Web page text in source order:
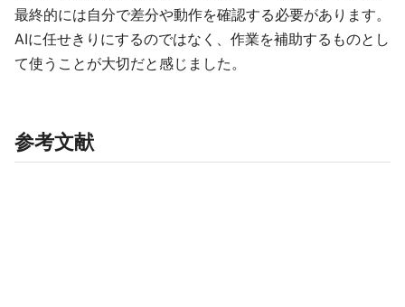
最終的には自分で差分や動作を確認する必要があります。
AIに任せきりにするのではなく、作業を補助するものとし
て使うことが大切だと感じました。
参考文献